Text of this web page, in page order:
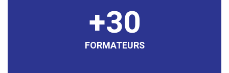
30
FORMATEURS